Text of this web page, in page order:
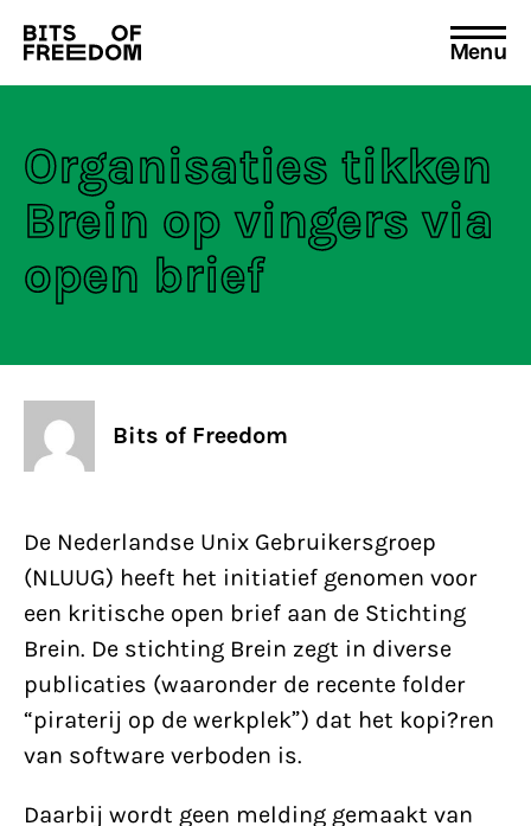
Search
for:
Menu
Organisaties tikken
Brein op vingers via
open brief
Bits of Freedom
De Nederlandse Unix Gebruikersgroep
(NLUUG) heeft het initiatief genomen voor
een kritische open brief aan de Stichting
Brein. De stichting Brein zegt in diverse
publicaties (waaronder de recente folder
“piraterij op de werkplek”) dat het kopi?ren
van software verboden is.
Daarbij wordt geen melding gemaakt van